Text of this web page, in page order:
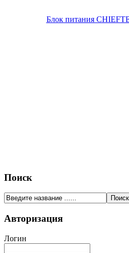
Блок питания
Поиск
Авторизация
Логин